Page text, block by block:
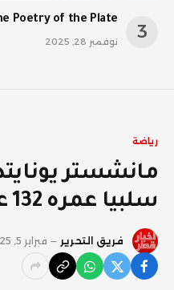
Poetry of the Plate
نوفمبر 28, 2025
رياضة
مانشستر
سلبيا عمره 132 عاما
فريق التحرير فبراير 5, 2025